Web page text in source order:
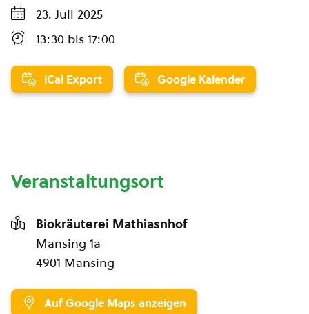
23. Juli 2025
13:30 bis 17:00
iCal Export Google Kalender
Veranstaltungsort
Biokräuterei Mathiasnhof
Mansing 1a
4901 Mansing
Auf Google Maps anzeigen